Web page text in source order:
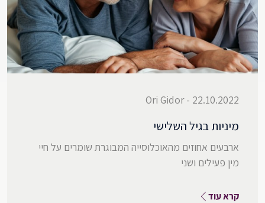
22.10.2022 - Ori Gidor
מיניות בגיל השלישי
ארבעים אחוזים מהאוכלוסייה המבוגרת שומרים על חיי
מין פעילים ושני
קרא עוד